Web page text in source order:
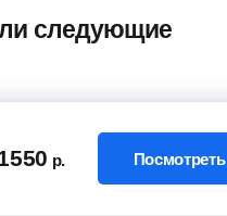
следующие
р. Посмотреть